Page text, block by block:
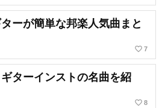
ーが簡単な邦楽人気曲まと
favorite_border 7
ギターインストの名曲を紹
favorite_border 8